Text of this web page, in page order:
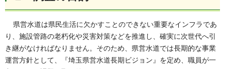
県営水道は県民生活に欠かすことのできない重要なインフラであ
り、施設管路の老朽化や災害対策などを推進し、確実に次世代へ引
き継がなければなりません。そのため、県営水道では長期的な事業
運営方針として、『埼玉県営水道長期ビジョン』を定め、職員が一